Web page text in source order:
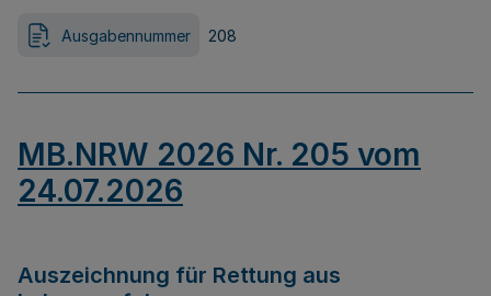
Ausgabennummer 208
MB.NRW 2026 Nr. 205 vom
24.07.2026
Auszeichnung für Rettung aus